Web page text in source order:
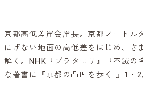
京都高低差崖会崖長。京都ノートル
にげない地面の高低差をはじめ、さ
解く。NHK『ブラタモリ』『不滅の
な著書に『京都の凸凹を歩く 』1・2